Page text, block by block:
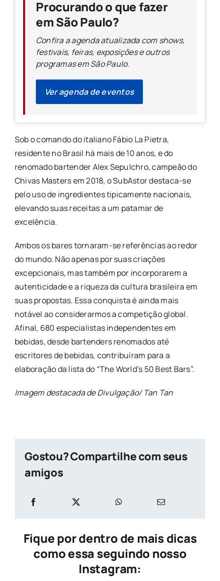
Procurando o que fazer
em São Paulo?
Confira a agenda atualizada com shows,
festivais, feiras, exposições e outros
programas em São Paulo.
Ver agenda de eventos
Sob o comando do italiano Fábio La Pietra,
residente no Brasil há mais de 10 anos, e do
renomado bartender Alex Sepulchro, campeão do
Chivas Masters em 2018, o SubAstor destaca-se
pelo uso de ingredientes tipicamente nacionais,
elevando suas receitas a um patamar de
excelência.
Ambos os bares tornaram-se referências ao redor
do mundo. Não apenas por suas criações
excepcionais, mas também por incorporarem a
autenticidade e a riqueza da cultura brasileira em
suas propostas. Essa conquista é ainda mais
notável ao considerarmos a competição global.
Afinal, 680 especialistas independentes em
bebidas, desde bartenders renomados até
escritores de bebidas, contribuíram para a
elaboração da lista do “The World’s 50 Best Bars”.
Imagem destacada de Divulgação/ Tan Tan
Gostou? Compartilhe com seus
amigos
Fique por dentro de mais dicas
como essa seguindo nosso
Instagram: